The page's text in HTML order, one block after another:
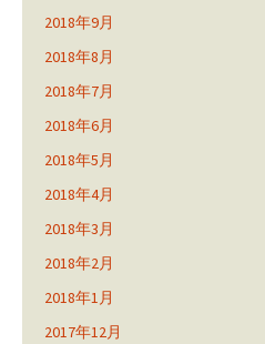
2018年9月
2018年8月
2018年7月
2018年6月
2018年5月
2018年4月
2018年3月
2018年2月
2018年1月
2017年12月